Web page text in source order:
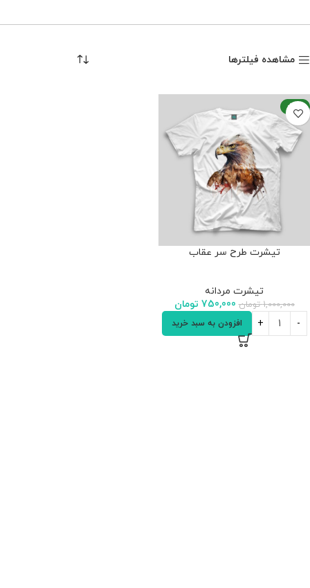
چاپ آن ها از ماندگاری بالایی برخوردار است و در شستشو کیفیت
هنری و فانتزی گرفته تا طرح های واقعی عقاب در این دسته بندی
قرار بگیرد و افراد با سلیقه های مختلف بتوانند گزینه مورد علاقه خود
را پیدا کنند. اگر به طرح های قدرتمند و نمادین علاقه دارید، این
تیشرت ها می توانند انتخابی خاص برای استایل شما باشند. همچنین
اگر قصد دارید طرح دلخواه خود را روی
مجموعه نیموش امکان چاپ اختصاصی طرح ها را با استفاده از
تکنولوژی چاپ دی تی اف با کیفیت بالا فراهم کرده است.
مشاهده فیلترها
-25%
تیشرت طرح سر عقاب
تیشرت مردانه
1,000,000 تومان 750,000 تومان
افزودن به سبد خرید